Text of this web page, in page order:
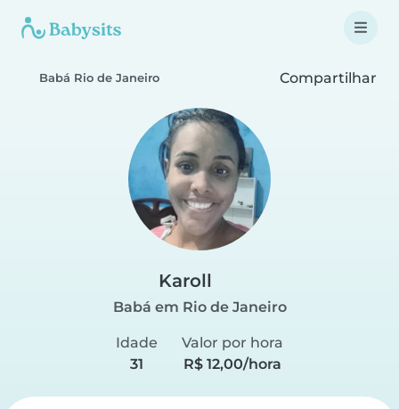
Babá Rio de Janeiro Compartilhar
Karoll
Babá em Rio de Janeiro
Idade
31
Valor por hora
R$ 12,00/hora